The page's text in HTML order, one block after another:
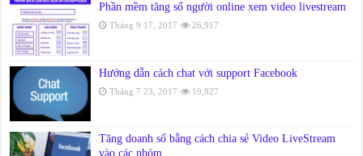
Phần mềm tăng số người online xem video livestream
Tháng 9 17, 2017 26,917
Hướng dẫn cách chat với support Facebook
Tháng 7 23, 2017 19,827
Tăng doanh số bằng cách chia sẻ Video LiveStream
vào các nhóm